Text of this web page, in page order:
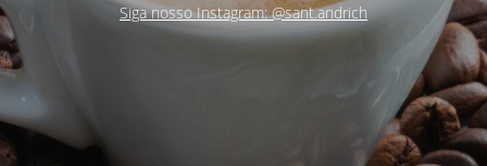
Siga nosso Instagram: @sant.andrich